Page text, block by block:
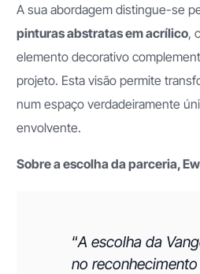
A sua abordagem distingue-se
pinturas abstratas em acrílico,
elemento decorativo
projeto. Esta visão permite
num espaço verdadeiramente
envolvente.
Sobre a escolha da parceria,
“A escolha da
no